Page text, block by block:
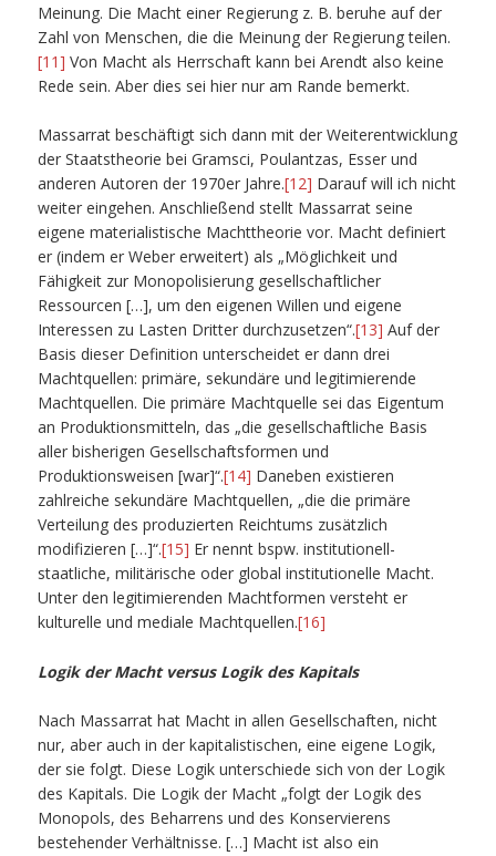
Meinung. Die Macht einer Regierung z. B. beruhe auf der
Zahl von Menschen, die die Meinung der Regierung teilen.
[11] Von Macht als Herrschaft kann bei Arendt also keine
Rede sein. Aber dies sei hier nur am Rande bemerkt.
Massarrat beschäftigt sich dann mit der Weiterentwicklung
der Staatstheorie bei Gramsci, Poulantzas, Esser und
anderen Autoren der 1970er Jahre.[12] Darauf will ich nicht
weiter eingehen. Anschließend stellt Massarrat seine
eigene materialistische Machttheorie vor. Macht definiert
er (indem er Weber erweitert) als „Möglichkeit und
Fähigkeit zur Monopolisierung gesellschaftlicher
Ressourcen […], um den eigenen Willen und eigene
Interessen zu Lasten Dritter durchzusetzen“.[13] Auf der
Basis dieser Definition unterscheidet er dann drei
Machtquellen: primäre, sekundäre und legitimierende
Machtquellen. Die primäre Machtquelle sei das Eigentum
an Produktionsmitteln, das „die gesellschaftliche Basis
aller bisherigen Gesellschaftsformen und
Produktionsweisen [war]“.[14] Daneben existieren
zahlreiche sekundäre Machtquellen, „die die primäre
Verteilung des produzierten Reichtums zusätzlich
modifizieren […]“.[15] Er nennt bspw. institutionell-
staatliche, militärische oder global institutionelle Macht.
Unter den legitimierenden Machtformen versteht er
kulturelle und mediale Machtquellen.[16]
Logik der Macht versus Logik des Kapitals
Nach Massarrat hat Macht in allen Gesellschaften, nicht
nur, aber auch in der kapitalistischen, eine eigene Logik,
der sie folgt. Diese Logik unterschiede sich von der Logik
des Kapitals. Die Logik der Macht „folgt der Logik des
Monopols, des Beharrens und des Konservierens
bestehender Verhältnisse. […] Macht ist also ein